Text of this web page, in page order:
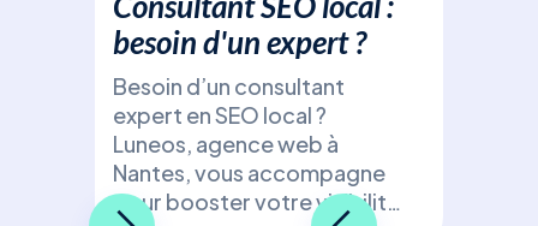
besoin d'un expert ?
Besoin d’un consultant
expert en SEO local ?
Luneos, agence web à
Nantes, vous accompagne
pour booster votre visibilité